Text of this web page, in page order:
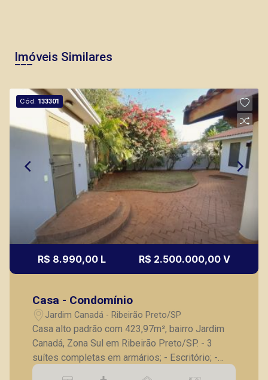
Imóveis Similares
Cód. 133301
R$ 8.990,00 L R$ 2.500.000,00 V
Casa - Condomínio
Jardim Canadá - Ribeirão Preto/SP
Casa alto padrão com 423,97m², bairro Jardim
Canadá, Zona Sul em Ribeirão Preto/SP. - 3
suítes completas em armários; - Escritório; -
Lavabo; - Sala para 2 ambientes; - Cozinha